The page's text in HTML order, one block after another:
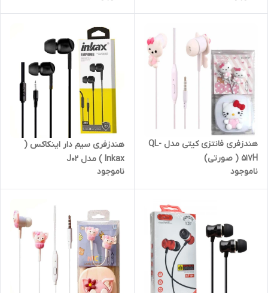
هندزفری فانتزی کیتی مدل QL-
517H ( صورتی)
ناموجود
هندزفری سیم دار اینکاکس (
Inkax ) مدل J02
ناموجود